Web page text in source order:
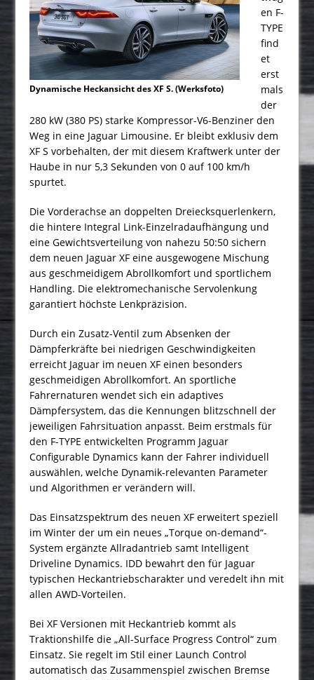
Dynamische Heckansicht des XF S. (Werksfoto)
en F-
TYPE
find
et
erst
mals
der
280 kW (380 PS) starke Kompressor-V6-Benziner den
Weg in eine Jaguar Limousine. Er bleibt exklusiv dem
XF S vorbehalten, der mit diesem Kraftwerk unter der
Haube in nur 5,3 Sekunden von 0 auf 100 km/h
spurtet.
Die Vorderachse an doppelten Dreiecksquerlenkern,
die hintere Integral Link-Einzelradaufhängung und
eine Gewichtsverteilung von nahezu 50:50 sichern
dem neuen Jaguar XF eine ausgewogene Mischung
aus geschmeidigem Abrollkomfort und sportlichem
Handling. Die elektromechanische Servolenkung
garantiert höchste Lenkpräzision.
Durch ein Zusatz-Ventil zum Absenken der
Dämpferkräfte bei niedrigen Geschwindigkeiten
erreicht Jaguar im neuen XF einen besonders
geschmeidigen Abrollkomfort. An sportliche
Fahrernaturen wendet sich ein adaptives
Dämpfersystem, das die Kennungen blitzschnell der
jeweiligen Fahrsituation anpasst. Beim erstmals für
den F-TYPE entwickelten Programm Jaguar
Configurable Dynamics kann der Fahrer individuell
auswählen, welche Dynamik-relevanten Parameter
und Algorithmen er verändern will.
Das Einsatzspektrum des neuen XF erweitert speziell
im Winter der um ein neues „Torque on-demand“-
System ergänzte Allradantrieb samt Intelligent
Driveline Dynamics. IDD bewahrt den für Jaguar
typischen Heckantriebscharakter und veredelt ihn mit
allen AWD-Vorteilen.
Bei XF Versionen mit Heckantrieb kommt als
Traktionshilfe die „All-Surface Progress Control“ zum
Einsatz. Sie regelt im Stil einer Launch Control
automatisch das Zusammenspiel zwischen Bremse